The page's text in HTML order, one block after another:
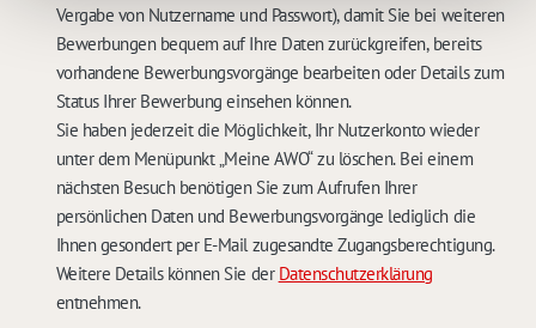
Vergabe von Nutzername und Passwort), damit Sie bei weiteren
Bewerbungen bequem auf Ihre Daten zurückgreifen, bereits
vorhandene Bewerbungsvorgänge bearbeiten oder Details zum
Status Ihrer Bewerbung einsehen können.
Sie haben jederzeit die Möglichkeit, Ihr Nutzerkonto wieder
unter dem Menüpunkt „Meine AWO“ zu löschen. Bei einem
nächsten Besuch benötigen Sie zum Aufrufen Ihrer
persönlichen Daten und Bewerbungsvorgänge lediglich die
Ihnen gesondert per E-Mail zugesandte Zugangsberechtigung.
Weitere Details können Sie der Datenschutzerklärung
entnehmen.